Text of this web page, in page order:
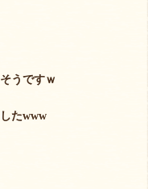
うですｗ
たwww